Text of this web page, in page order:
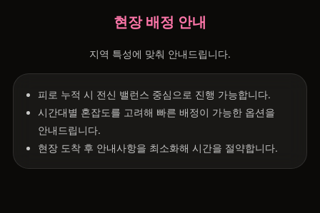
현장 배정 안내
지역 특성에 맞춰 안내드립니다.
피로 누적 시 전신 밸런스 중심으로 진행 가능합니다.
시간대별 혼잡도를 고려해 빠른 배정이 가능한 옵션을
안내드립니다.
현장 도착 후 안내사항을 최소화해 시간을 절약합니다.